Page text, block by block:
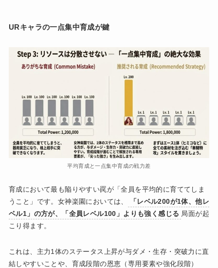
URキャラの一点集中育成が鍵
平均育成と一点集中育成の戦力差
育成において最も陥りやすい罠が「全員を平均的に育ててしま
うこと」です。女神楽園においては、
「レベル200が1体、他レ
ベル1」の方が、「全員レベル100」よりも強く感じる 局面が起
こり得ます。
これは、主力1体のステータス上昇が与ダメ・生存・突破力に直
結しやすいことや、育成段階の恩恵（専用要素や強化段階）